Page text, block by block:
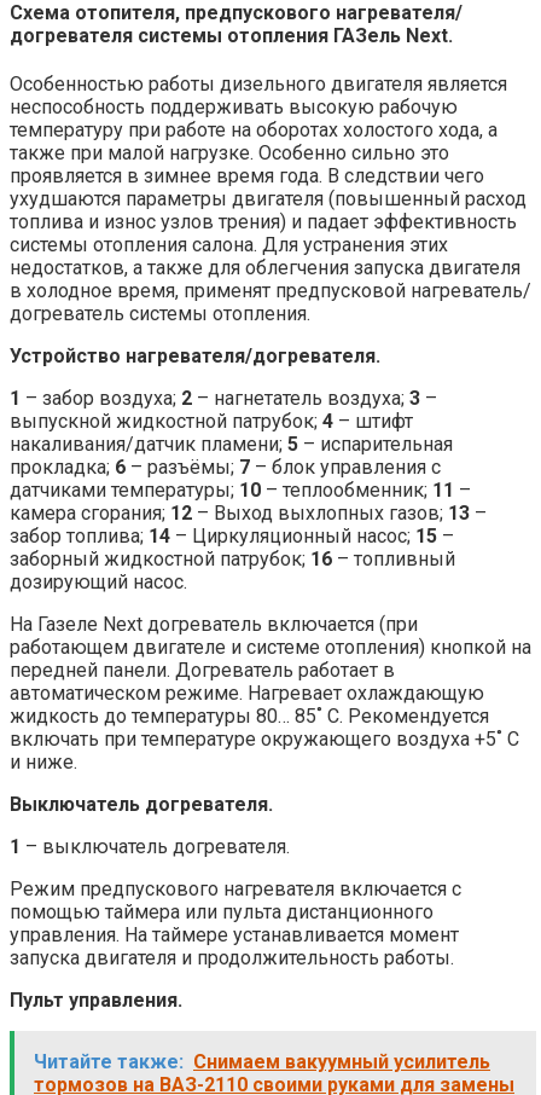
Схема отопителя, предпускового нагревателя/
догревателя системы отопления ГАЗель Next.
Особенностью работы дизельного двигателя является
неспособность поддерживать высокую рабочую
температуру при работе на оборотах холостого хода, а
также при малой нагрузке. Особенно сильно это
проявляется в зимнее время года. В следствии чего
ухудшаются параметры двигателя (повышенный расход
топлива и износ узлов трения) и падает эффективность
системы отопления салона. Для устранения этих
недостатков, а также для облегчения запуска двигателя
в холодное время, применят предпусковой нагреватель/
догреватель системы отопления.
Устройство нагревателя/догревателя.
1 – забор воздуха; 2 – нагнетатель воздуха; 3 –
выпускной жидкостной патрубок; 4 – штифт
накаливания/датчик пламени; 5 – испарительная
прокладка; 6 – разъёмы; 7 – блок управления с
датчиками температуры; 10 – теплообменник; 11 –
камера сгорания; 12 – Выход выхлопных газов; 13 –
забор топлива; 14 – Циркуляционный насос; 15 –
заборный жидкостной патрубок; 16 – топливный
дозирующий насос.
На Газеле Next догреватель включается (при
работающем двигателе и системе отопления) кнопкой на
передней панели. Догреватель работает в
автоматическом режиме. Нагревает охлаждающую
жидкость до температуры 80… 85˚ C. Рекомендуется
включать при температуре окружающего воздуха +5˚ C
и ниже.
Выключатель догревателя.
1 – выключатель догревателя.
Режим предпускового нагревателя включается с
помощью таймера или пульта дистанционного
управления. На таймере устанавливается момент
запуска двигателя и продолжительность работы.
Пульт управления.
Читайте также: Снимаем вакуумный усилитель
тормозов на ВАЗ-2110 своими руками для замены